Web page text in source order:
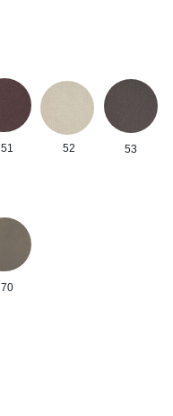
51 52 53
70